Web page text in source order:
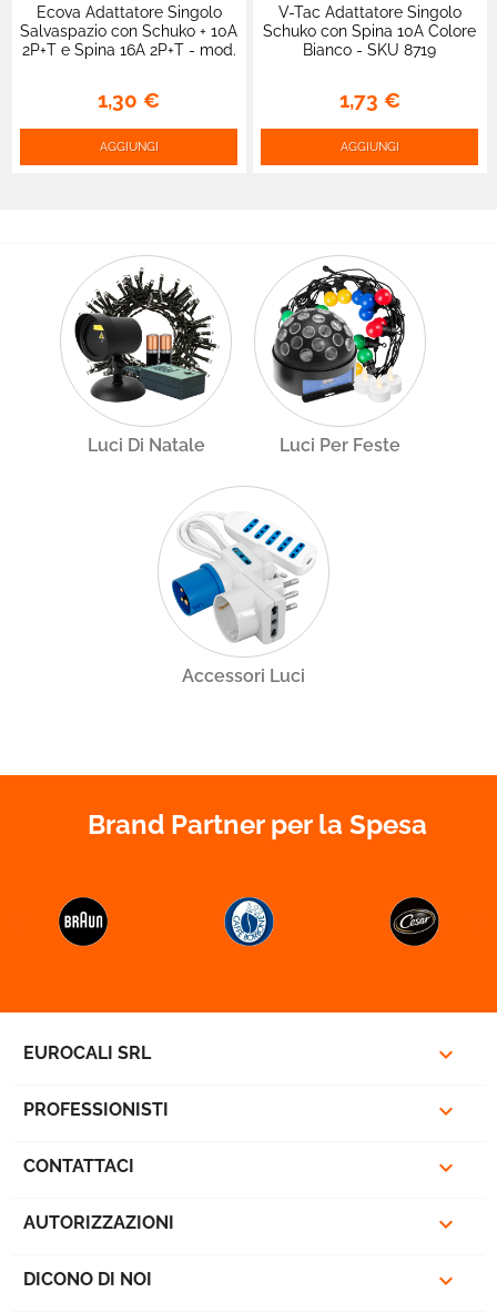
Ecova Adattatore Singolo
Salvaspazio con Schuko + 10A
2P+T e Spina 16A 2P+T - mod.
1,30 €
AGGIUNGI
V-Tac Adattatore Singolo
Schuko con Spina 10A Colore
Bianco - SKU 8719
1,73 €
AGGIUNGI
Luci Di Natale Luci Per Feste
Accessori Luci
Brand Partner per la Spesa
EUROCALI SRL 
PROFESSIONISTI 
CONTATTACI 
AUTORIZZAZIONI 
DICONO DI NOI 